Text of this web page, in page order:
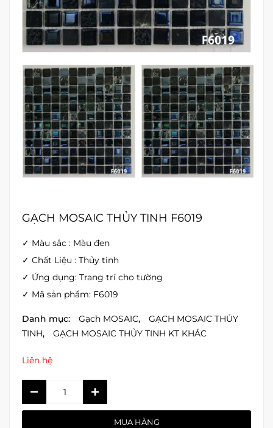
GẠCH MOSAIC THỦY TINH F6019
✓ Màu sắc : Màu đen
✓ Chất Liệu : Thủy tinh
✓ Ứng dụng: Trang trí cho tường
✓ Mã sản phẩm: F6019
Danh mục: Gạch MOSAIC,
GẠCH MOSAIC THỦY
TINH, GẠCH MOSAIC THỦY TINH KT KHÁC
Liên hệ
MUA HÀNG